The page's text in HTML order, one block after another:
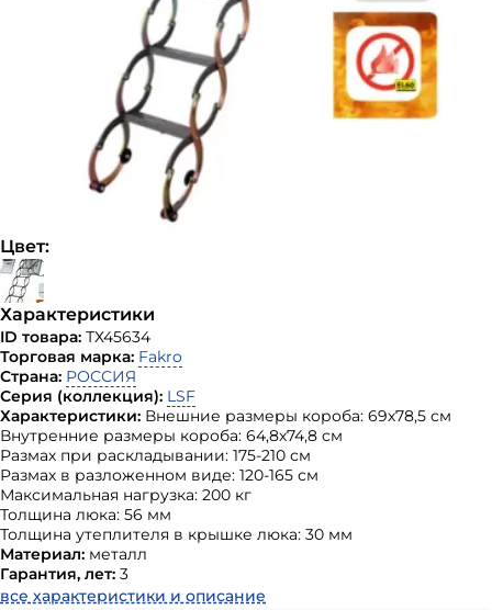
Цвет:
Характеристики
ID товара: ТХ45634
Торговая марка: Fakro
Страна: РОССИЯ
Серия (коллекция): LSF
Характеристики: Внешние размеры короба: 69х78,5 см
Внутренние размеры короба: 64,8х74,8 см
Размах при раскладывании: 175-210 см
Размах в разложенном виде: 120-165 см
Максимальная нагрузка: 200 кг
Толщина люка: 56 мм
Толщина утеплителя в крышке люка: 30 мм
Материал: металл
Гарантия, лет: 3
все характеристики и описание